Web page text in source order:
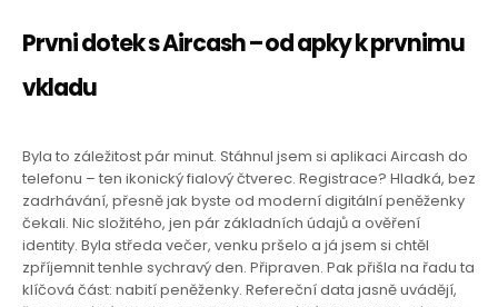
Prvni dotek s Aircash – od apky k prvnimu
vkladu
Byla to záležitost pár minut. Stáhnul jsem si aplikaci Aircash do
telefonu – ten ikonický fialový čtverec. Registrace? Hladká, bez
zadrhávání, přesně jak byste od moderní digitální peněženky
čekali. Nic složitého, jen pár základních údajů a ověření
identity. Byla středa večer, venku pršelo a já jsem si chtěl
zpříjemnit tenhle sychravý den. Připraven. Pak přišla na řadu ta
klíčová část: nabití peněženky. Refereční data jasně uvádějí,